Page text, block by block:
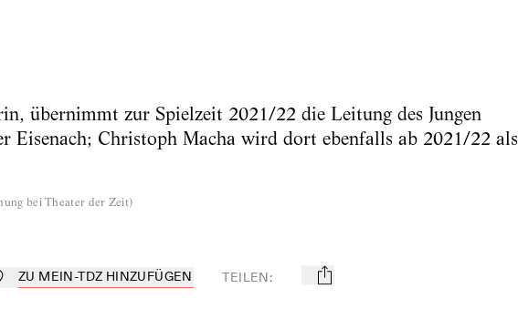
übernimmt zur Spielzeit 2021/22 die Leitung des Jungen
Eisenach; Christoph Macha wird dort ebenfalls ab 2021/22 als
bei Theater der Zeit)
TdZ hinzufügen
ZU MEIN-TDZ HINZUFÜGEN TEILEN: mail